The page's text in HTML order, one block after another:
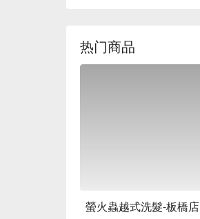
热门商品
螢火蟲越式洗髮-板橋店